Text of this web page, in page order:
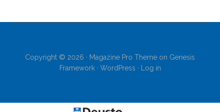
Copyright © 2026 · Magazine Pro Theme on Genesis
Framework· WordPress · Log in